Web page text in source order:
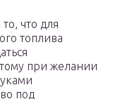
что для
топлива
при желании
под